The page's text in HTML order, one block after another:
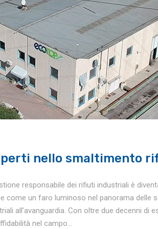
nello smaltimento
responsabile dei rifiuti industriali è
come un faro luminoso nel panorama delle
all’avanguardia. Con oltre due decenni di
nel campo...